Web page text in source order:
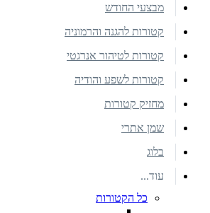
מבצעי החודש
קטורות להגנה והרמוניה
קטורות לטיהור אנרגטי
קטורות לשפע והודיה
מחזיק קטורות
שמן אתרי
בלוג
עוד...
כל הקטורות